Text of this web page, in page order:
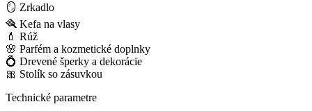
🪞 Zrkadlo
🪮 Kefa na vlasy
💄 Rúž
🌸 Parfém a kozmetické doplnky
💍 Drevené šperky a dekorácie
🎀 Stolík so zásuvkou
Technické parametre